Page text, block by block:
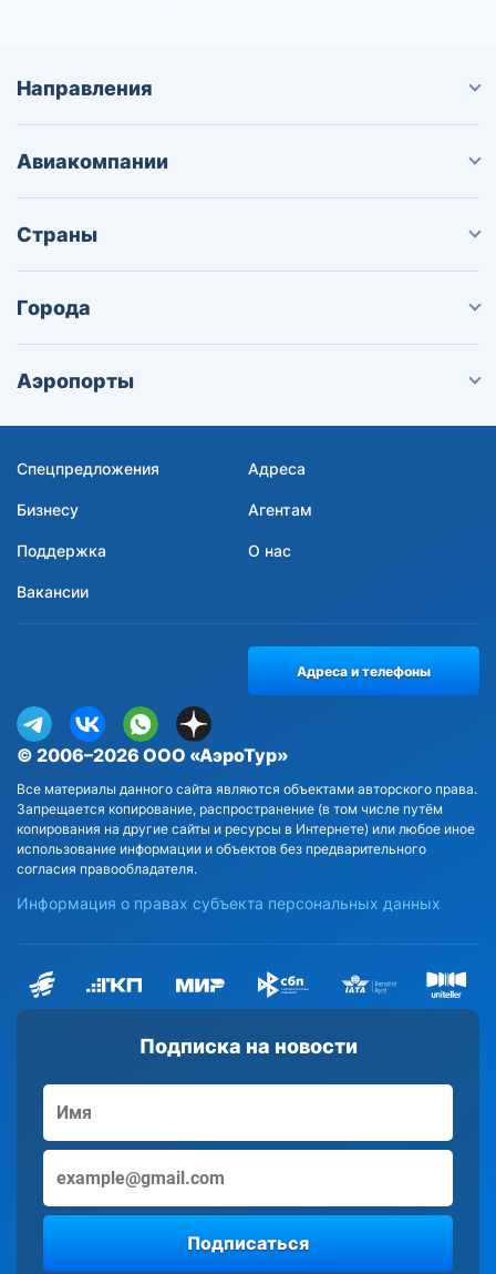
Направления
Авиакомпании
Страны
Города
Аэропорты
Спецпредложения Адреса
Бизнесу Агентам
Поддержка О нас
Вакансии
Подписка на новости
Подписаться
© 2006–2026 ООО «АэроТур»
Все материалы данного сайта являются объектами авторского права.
Запрещается копирование, распространение (в том числе путём
копирования на другие сайты и ресурсы в Интернете) или любое иное
использование информации и объектов без предварительного
согласия правообладателя.
Информация о правах субъекта персональных данных
Адреса и телефоны